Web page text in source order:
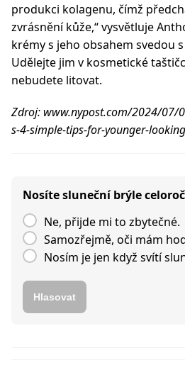
produkci kolagenu, čímž
zvrásnění kůže,“ vysvětluje
krémy s jeho obsahem svedou
Udělejte jim v kosmetické
nebudete litovat.
Zdroj: www.nypost.com/2024/07/
s-4-simple-tips-for-younger-
Nosíte sluneční brýle
Ne, přijde mi to zbytečné.
Samozřejmě, oči mám
Nosím je jen když svítí
Hlasovat